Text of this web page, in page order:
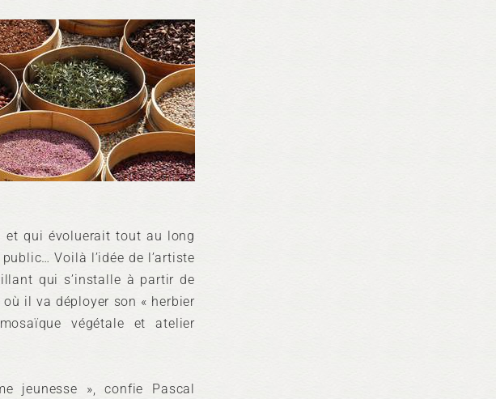
et qui évoluerait tout au long
Voilà l’idée de l’artiste
qui s’installe à partir de
il va déployer son « herbier
végétale et atelier
jeunesse », confie Pascal